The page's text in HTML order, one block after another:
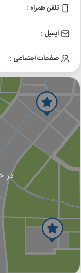
تلفن همراه :
ایمیل :
صفحات اجتماعی :
در
گوگل